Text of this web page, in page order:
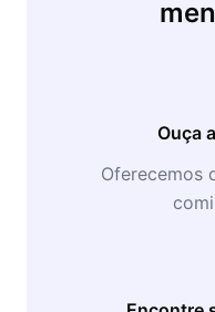
médio (Random
2006) e como
Ouça
Oferecemos